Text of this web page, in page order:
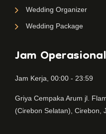
Wedding Organizer
Wedding Package
Jam Operasional
Jam Kerja, 00:00 - 23:59
Griya Cempaka Arum jl.
(Cirebon Selatan), Cirebon,